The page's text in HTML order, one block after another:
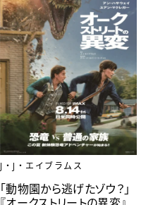
J・J・エイブラムス
「動物園から逃げたゾウ？」